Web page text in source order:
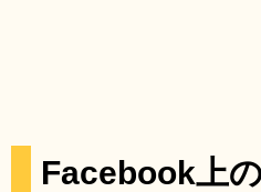
Facebook上